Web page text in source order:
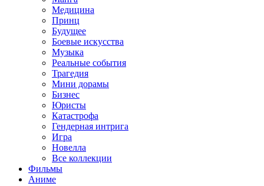
Медицина
Принц
Будущее
Боевые искусства
Музыка
Реальные события
Трагедия
Мини дорамы
Бизнес
Юристы
Катастрофа
Гендерная интрига
Игра
Новелла
Все коллекции
Фильмы
Аниме